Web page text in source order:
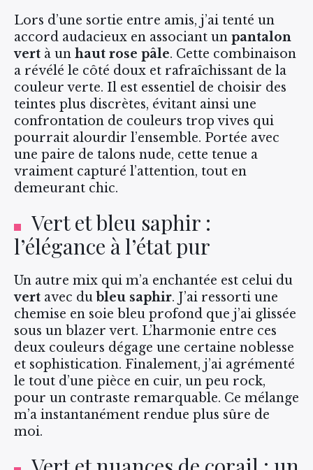
Lors d’une sortie entre amis, j’ai tenté un
accord audacieux en associant un pantalon
vert à un haut rose pâle. Cette combinaison
a révélé le côté doux et rafraîchissant de la
couleur verte. Il est essentiel de choisir des
teintes plus discrètes, évitant ainsi une
confrontation de couleurs trop vives qui
pourrait alourdir l’ensemble. Portée avec
une paire de talons nude, cette tenue a
vraiment capturé l’attention, tout en
demeurant chic.
Vert et bleu saphir :
l’élégance à l’état pur
Un autre mix qui m’a enchantée est celui du
vert avec du bleu saphir. J’ai ressorti une
chemise en soie bleu profond que j’ai glissée
sous un blazer vert. L’harmonie entre ces
deux couleurs dégage une certaine noblesse
et sophistication. Finalement, j’ai agrémenté
le tout d’une pièce en cuir, un peu rock,
pour un contraste remarquable. Ce mélange
m’a instantanément rendue plus sûre de
moi.